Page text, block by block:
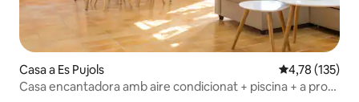
Casa a Es Pujols 4,78 de
4,78 (135)
Casa encantadora amb aire condicionat + piscina + a prop